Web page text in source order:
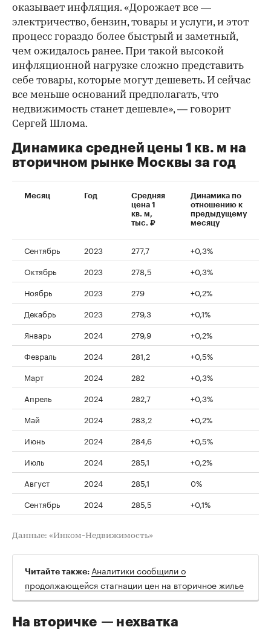
оказывает инфляция. «Дорожает все —
электричество, бензин, товары и услуги, и этот
процесс гораздо более быстрый и заметный,
чем ожидалось ранее. При такой высокой
инфляционной нагрузке сложно представить
себе товары, которые могут дешеветь. И сейчас
все меньше оснований предполагать, что
недвижимость станет дешевле», — говорит
Сергей Шлома.
Динамика средней цены 1 кв. м на
вторичном рынке Москвы за год
Месяц Год
Средняя
цена 1
кв. м,
тыс. ₽
Динамика по
отношению к
предыдущему
месяцу
Сентябрь 2023 277,7
+0,3%
Октябрь
2023 278,5
+0,3%
Ноябрь
2023 279
+0,2%
Декабрь
2023 279,3
+0,1%
Январь
2024 279,9
+0,2%
Февраль
2024 281,2
+0,5%
Март
2024 282
+0,3%
Апрель
2024 282,7
+0,3%
Май
2024 283,2
+0,2%
Июнь
2024 284,6
+0,5%
Июль
2024 285,1
+0,2%
Август
2024 285,1
0%
Сентябрь
2024 285,5 +0,1%
Данные: «Инком-Недвижимость»
Читайте также: Аналитики сообщили о
продолжающейся стагнации цен на вторичное жилье
На вторичке — нехватка